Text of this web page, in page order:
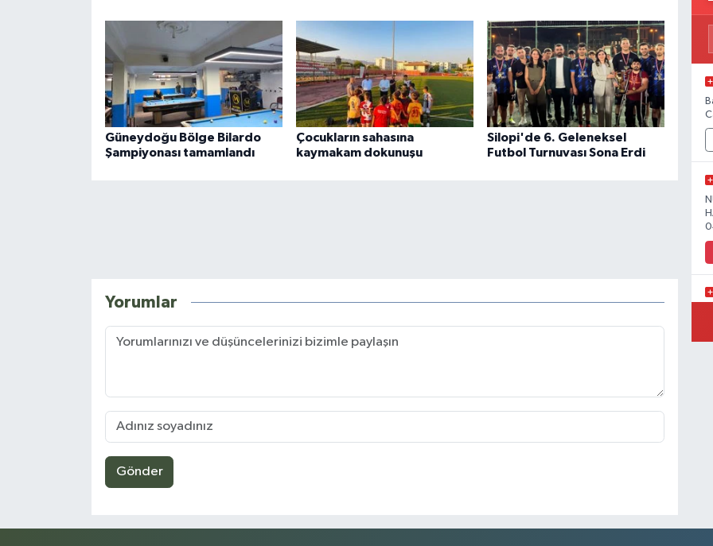
Güneydoğu Bölge Bilardo
Şampiyonası tamamlandı
Çocukların sahasına
kaymakam dokunuşu
Silopi'de 6. Geleneksel
Futbol Turnuvası Sona Erdi
Yorumlar
Gönder